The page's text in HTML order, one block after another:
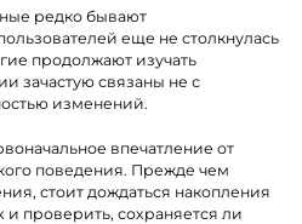
редко бывают
еще не столкнулась
продолжают изучать
зачастую связаны не с
изменений.
впечатление от
поведения. Прежде чем
стоит дождаться накопления
и проверить, сохраняется ли